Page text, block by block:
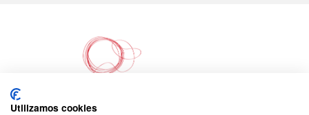
Utilizamos cookies